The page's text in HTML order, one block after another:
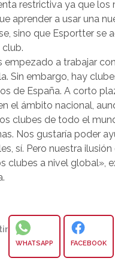
restrictiva ya que
aprender a usar una
sino que Esportter se
empezado a trabajar
Sin embargo, hay
de España. A corto
el ámbito nacional,
clubes de todo el
Nos gustaría poder
sí. Pero nuestra
clubes a nivel global»,
WHATSAPP FACEBOOK